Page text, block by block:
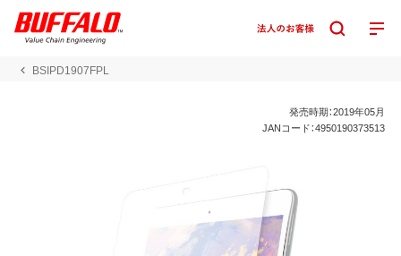
BSIPD1907FPL
発売時期：2019年05月
JANコード：4950190373513